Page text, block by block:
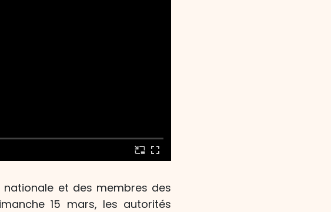
nationale et des membres des
15 mars, les autorités